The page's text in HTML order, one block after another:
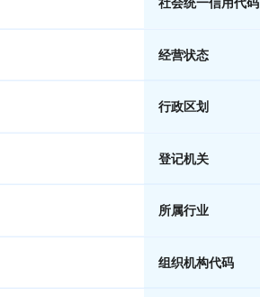
经营状态
行政区划
登记机关
所属行业
组织机构代码